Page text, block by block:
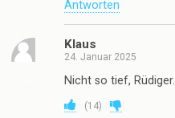
Antworten
Klaus
24. Januar 2025
Nicht so tief, Rüdiger.
(14)